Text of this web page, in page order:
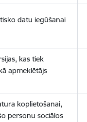
datu iegūšanai
kas tiek
apmeklētājs
koplietošanai,
personu sociālos